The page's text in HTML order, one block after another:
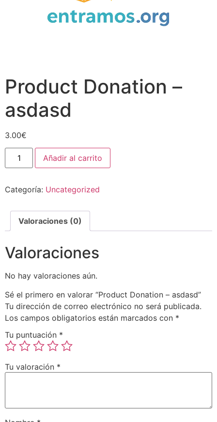
Product Donation –
asdasd
3.00€
Añadir al carrito
Categoría: Uncategorized
Valoraciones (0)
Valoraciones
No hay valoraciones aún.
Sé el primero en valorar “Product Donation – asdasd”
Tu dirección de correo electrónico no será publicada.
Los campos obligatorios están marcados con *
Tu puntuación *
Tu valoración *